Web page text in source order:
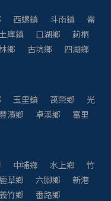
西螺鎮 斗南鎮
崙
土庫鎮 口湖鄉
莿桐
鄉 古坑鄉
四湖鄉
玉里鎮 萬榮鄉
光
豐濱鄉 卓溪鄉
富里
中埔鄉 水上鄉
竹
鹿草鄉 六腳鄉
新港
義竹鄉
番路鄉